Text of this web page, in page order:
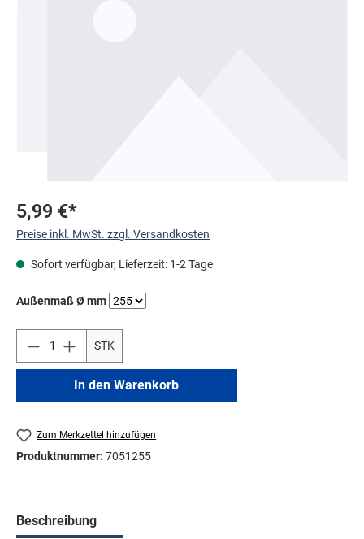
5,99 €*
Preise inkl. MwSt. zzgl. Versandkosten
Sofort verfügbar, Lieferzeit: 1-2 Tage
Außenmaß Ø mmauswählen
STK
In den Warenkorb
Zum Merkzettel hinzufügen
Produktnummer: 7051255
Beschreibung